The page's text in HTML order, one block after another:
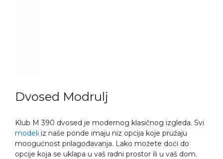
Dvosed Modrulj
Klub M 390 dvosed je modernog klasičnog izgleda. Svi
modeli iz naše ponde imaju niz opcija koje pružaju
moogućnost prilagođavanja. Lako možete doći do
opcije koja se uklapa u vaš radni prostor ili u vaš dom.